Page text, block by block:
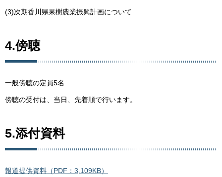
(3)次期香川県果樹農業振興計画について
4.傍聴
一般傍聴の定員5名
傍聴の受付は、当日、先着順で行います。
5.添付資料
報道提供資料（PDF：3,109KB）